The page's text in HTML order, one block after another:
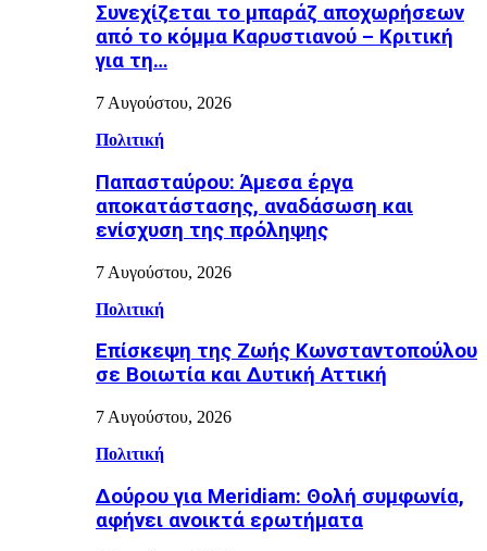
Συνεχίζεται το μπαράζ αποχωρήσεων
από το κόμμα Καρυστιανού – Κριτική
για τη…
7 Αυγούστου, 2026
Πολιτική
Παπασταύρου: Άμεσα έργα
αποκατάστασης, αναδάσωση και
ενίσχυση της πρόληψης
7 Αυγούστου, 2026
Πολιτική
Επίσκεψη της Ζωής Κωνσταντοπούλου
σε Βοιωτία και Δυτική Αττική
7 Αυγούστου, 2026
Πολιτική
Δούρου για Meridiam: Θολή συμφωνία,
αφήνει ανοικτά ερωτήματα